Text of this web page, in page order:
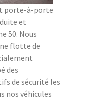
porte-à-porte
et
50. Nous
flotte de
des
de sécurité les
nos véhicules